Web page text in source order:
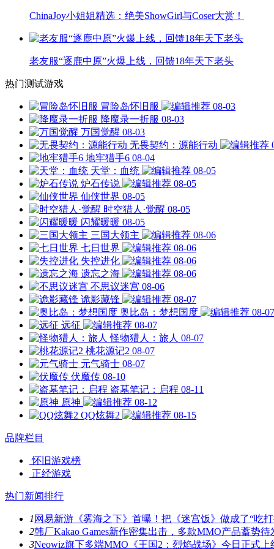
ChinaJoy小姐姐精选：绝美ShowGirl与Coser大赏！
老友服“逐鹿中原”火爆上线，回馈18年天下老头
热门测试游戏
冒险岛怀旧服
08-03
降魔录一折服 08-03
万国觉醒 08-03
无畏契约：源能行动
地牢猎手6 08-04
天堂：血统
08-05
炉石传说
08-05
仙侠世界 08-05
时空猎人·觉醒 08-05
闪耀暖暖 08-05
三国大领主
08-06
七日世界
08-06
失控进化
08-06
遗忘之海
08-06
不思议迷宫 08-06
诡影藏锋
08-07
奥比岛：梦想国度
08-07
远征
08-07
怪物猎人：旅人 08-07
桃花源记2 08-07
元气骑士 08-07
伏魔传 08-10
盗墓笔记：启程 08-11
原神
08-12
QQ炫舞2
08-15
品牌栏目
怀旧游戏榜
正经游戏
热门新闻排行
1 网易新游《雾海之下》首曝！把《迷宫饭》做成了“吃打
2韩厂Kakao Games新作密集出击，多款MMO产品蓄势待
3Neowiz旗下多端MMO《王国2：烈焰战场》今日正式上